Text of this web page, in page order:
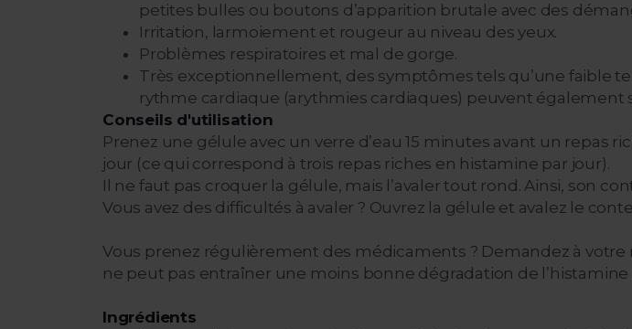
petites bulles ou boutons d’apparition brutale avec des
Irritation, larmoiement et rougeur au niveau des yeux.
Problèmes respiratoires et mal de gorge.
Très exceptionnellement, des symptômes tels qu’une faible
rythme cardiaque (arythmies cardiaques) peuvent également
Conseils d'utilisation
Prenez une gélule avec un verre d’eau 15 minutes avant un repas
jour (ce qui correspond à trois repas riches en histamine par jour).
Il ne faut pas croquer la gélule, mais l’avaler tout rond. Ainsi, son
Vous avez des difficultés à avaler ? Ouvrez la gélule et avalez le
Vous prenez régulièrement des médicaments ? Demandez à
ne peut pas entraîner une moins bonne dégradation de
Ingrédients